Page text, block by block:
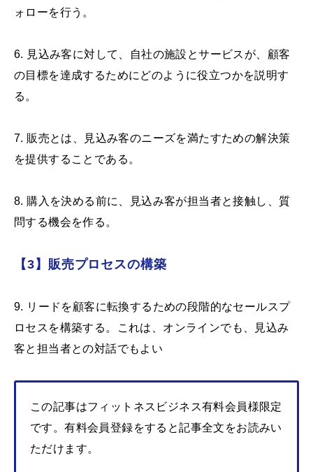
ォローを行う。
6. 見込み客に対して、自社の施設とサービスが、顧客
の目標を達成するためにどのように役立つかを説明す
る。
7. 販売とは、見込み客のニーズを満たすための解決策
を提供することである。
8. 購入を決める前に、見込み客が担当者と接触し、質
問する機会を作る。
【3】販売プロセスの構築
9. リードを顧客に転換するための段階的なセールスプ
ロセスを構築する。これは、オンラインでも、見込み
客と担当者との対話でもよい
この記事はフィットネスビジネス有料会員様限定
です。有料会員登録をすると記事全文をお読みい
ただけます。